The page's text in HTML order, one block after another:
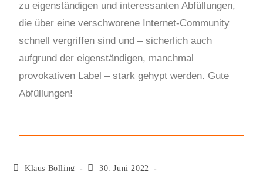
zu eigenständigen und interessanten Abfüllungen,
die über eine verschworene Internet-Community
schnell vergriffen sind und – sicherlich auch
aufgrund der eigenständigen, manchmal
provokativen Label – stark gehypt werden. Gute
Abfüllungen!
Klaus Bölling
30. Juni 2022